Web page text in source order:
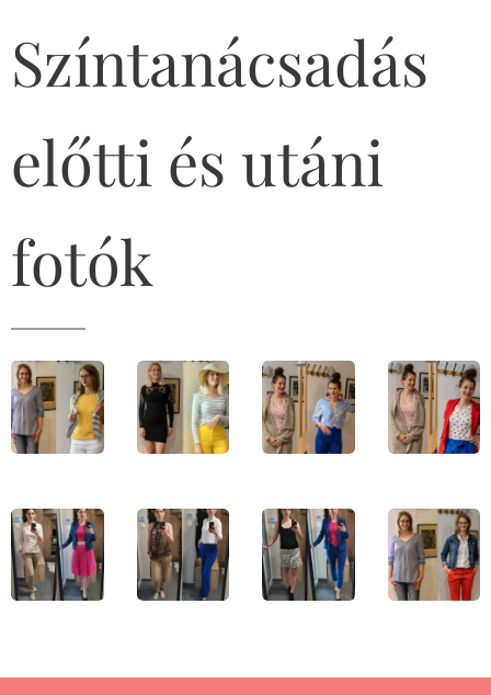
Színtanácsadás
előtti és utáni
fotók